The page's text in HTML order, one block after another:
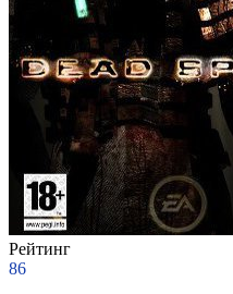
Рейтинг
86